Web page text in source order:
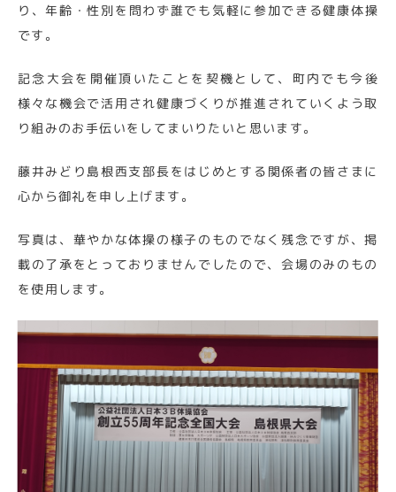
り、年齢・性別を問わず誰でも気軽に参加できる健康体操
です。
記念大会を開催頂いたことを契機として、町内でも今後
様々な機会で活用され健康づくりが推進されていくよう取
り組みのお手伝いをしてまいりたいと思います。
藤井みどり島根西支部長をはじめとする関係者の皆さまに
心から御礼を申し上げます。
写真は、華やかな体操の様子のものでなく残念ですが、掲
載の了承をとっておりませんでしたので、会場のみのもの
を使用します。